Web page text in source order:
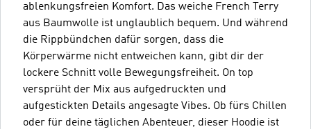
ablenkungsfreien Komfort. Das weiche French Terry
aus Baumwolle ist unglaublich bequem. Und während
die Rippbündchen dafür sorgen, dass die
Körperwärme nicht entweichen kann, gibt dir der
lockere Schnitt volle Bewegungsfreiheit. On top
versprüht der Mix aus aufgedruckten und
aufgestickten Details angesagte Vibes. Ob fürs Chillen
oder für deine täglichen Abenteuer, dieser Hoodie ist